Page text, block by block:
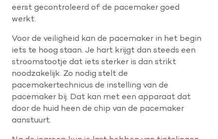
eerst gecontroleerd of de pacemaker goed
werkt.
Voor de veiligheid kan de pacemaker in het begin
iets te hoog staan. Je hart krijgt dan steeds een
stroomstootje dat iets sterker is dan strikt
noodzakelijk. Zo nodig stelt de
pacemakertechnicus de instelling van de
pacemaker bij. Dat kan met een apparaat dat
door de huid heen de chip van de pacemaker
aanstuurt.